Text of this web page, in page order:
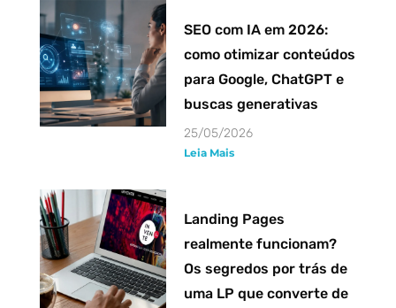
SEO com IA em 2026:
como otimizar conteúdos
para Google, ChatGPT e
buscas generativas
25/05/2026
Leia Mais
Landing Pages
realmente funcionam?
Os segredos por trás de
uma LP que converte de